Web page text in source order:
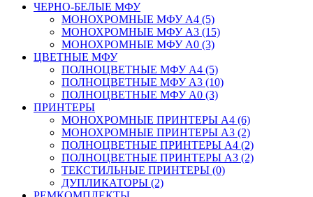
ЧЕРНО-БЕЛЫЕ МФУ
МОНОХРОМНЫЕ МФУ А4 (5)
МОНОХРОМНЫЕ МФУ А3 (15)
МОНОХРОМНЫЕ МФУ А0 (3)
ЦВЕТНЫЕ МФУ
ПОЛНОЦВЕТНЫЕ МФУ А4 (5)
ПОЛНОЦВЕТНЫЕ МФУ А3 (10)
ПОЛНОЦВЕТНЫЕ МФУ А0 (3)
ПРИНТЕРЫ
МОНОХРОМНЫЕ ПРИНТЕРЫ А4 (6)
МОНОХРОМНЫЕ ПРИНТЕРЫ А3 (2)
ПОЛНОЦВЕТНЫЕ ПРИНТЕРЫ А4 (2)
ПОЛНОЦВЕТНЫЕ ПРИНТЕРЫ А3 (2)
ТЕКСТИЛЬНЫЕ ПРИНТЕРЫ (0)
ДУПЛИКАТОРЫ (2)